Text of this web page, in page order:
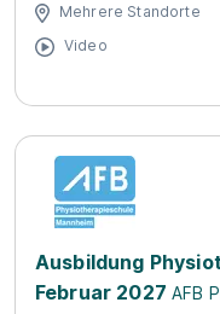
Mehrere Standorte
Video
Ausbildung
Februar 2027 AFB